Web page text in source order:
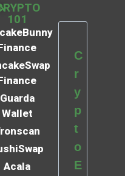
101
Guarda
Wallet
Acala
C
r
y
p
t
o
E